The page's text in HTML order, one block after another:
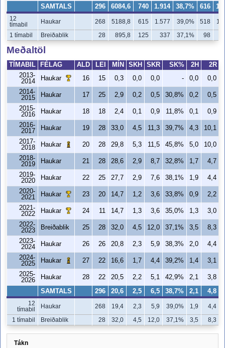
SAMTALS 296 6084,6 740 1.914 38,7% 616
12
tímabil
Haukar 268 5188,8 615 1.577 39,0% 518
1 tímabil
Breiðablik 28 895,8 125 337 37,1% 98
Meðaltöl
TÍMABIL FÉLAG ALD LEI MÍN SKH SKR SK% 2H
2R
2013-
2014
Haukar 16 15 0,3 0,0 0,0 - 0,0
0,0
2014-
2015
Haukar 17 25 2,9 0,2 0,5 30,8% 0,2 0,5
2015-
2016
Haukar 18 18 2,4 0,1 0,9 11,8% 0,1 0,9
2016-
2017
Haukar 19 28 33,0 4,5 11,3 39,7% 4,3 10,1
2017-
2018
Haukar 20 28 29,8 5,3 11,5 45,8% 5,0 10,0
2018-
2019
Haukar 21 28 28,6 2,9 8,7 32,8% 1,7 4,7
2019-
2020
Haukar 22 25 27,7 2,9 7,6 38,1% 1,9 4,4
2020-
2021
Haukar 23 20 14,7 1,2 3,6 33,8% 0,9 2,2
2021-
2022
Haukar 24 11 14,7 1,3 3,6 35,0% 1,3 3,0
2022-
2023
Breiðablik 25 28 32,0 4,5 12,0 37,1% 3,5 8,3
2023-
2024
Haukar 26 26 20,8 2,3 5,9 38,3% 2,0 4,4
2024-
2025
Haukar 27 22 16,6 1,7 4,4 39,2% 1,4 3,1
2025-
2026
Haukar 28 22 20,5 2,2 5,1 42,9% 2,1 3,8
SAMTALS 296 20,6 2,5 6,5 38,7% 2,1 4,8
12
tímabil
Haukar 268 19,4 2,3 5,9 39,0% 1,9 4,4
1 tímabil
Breiðablik 28 32,0 4,5 12,0 37,1% 3,5 8,3
Tákn